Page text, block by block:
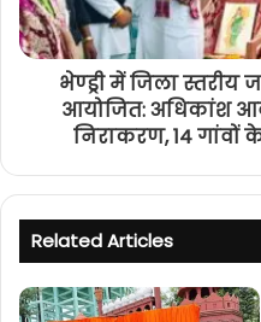
भेण्ड्री में जिला
आयोजित: अधिकांश
निराकरण, 14 गांवों
Related Articles